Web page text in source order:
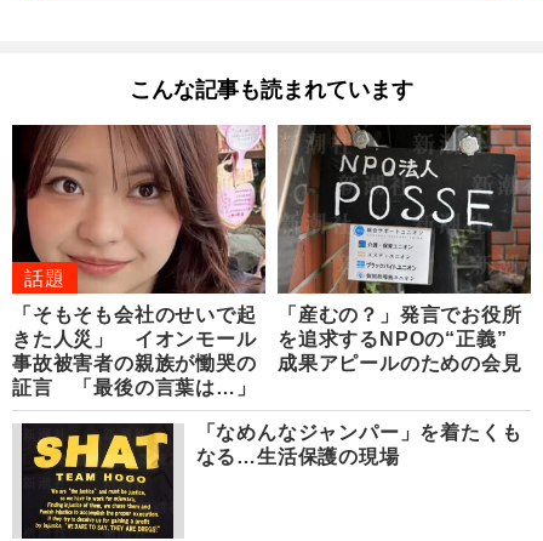
こんな記事も読まれています
話題
「そもそも会社のせいで起
きた人災」 イオンモール
事故被害者の親族が慟哭の
証言 「最後の言葉は…」
「産むの？」発言でお役所
を追求するNPOの“正義”
成果アピールのための会見
「なめんなジャンパー」を着たくも
なる…生活保護の現場